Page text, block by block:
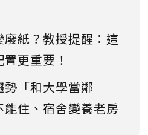
紙？教授提醒：這
更重要！
「和大學當鄰
能住、宿舍變養老房